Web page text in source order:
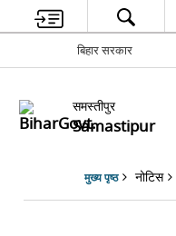
बिहार सरकार
समस्तीपुर
Samastipur
मुख्य पृष्ठ नोटिस